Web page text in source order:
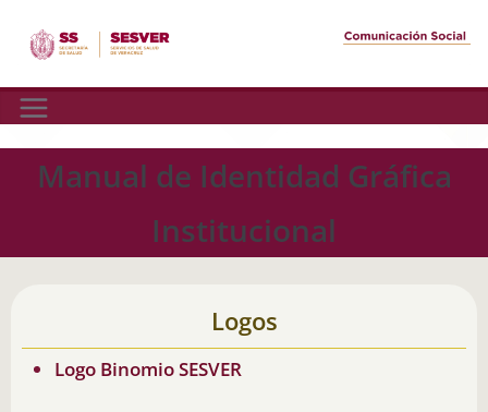
Manual de Identidad Gráfica
Institucional
Logos
Logo Binomio SESVER